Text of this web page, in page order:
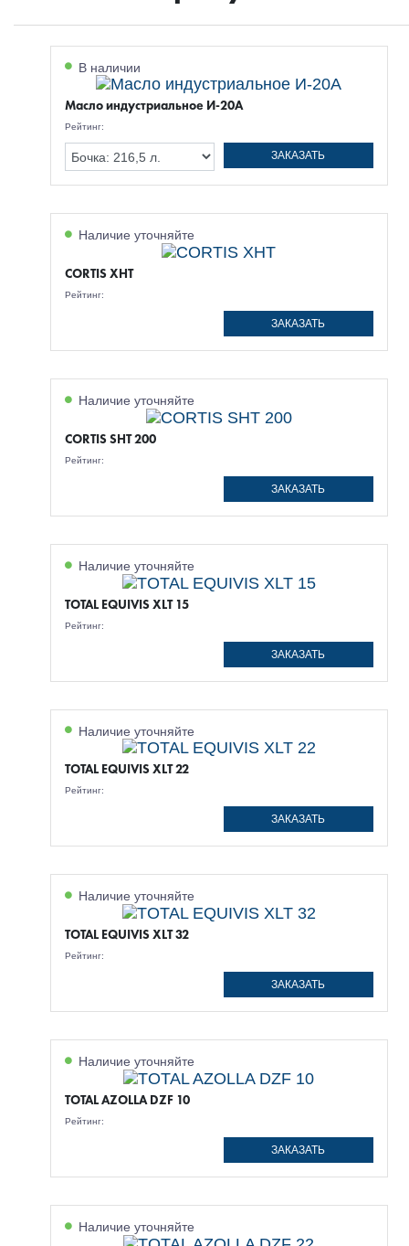
В наличии
Масло индустриальное И-20А
Рейтинг:
ЗАКАЗАТЬ
Наличие уточняйте
CORTIS XHT
Рейтинг:
ЗАКАЗАТЬ
Наличие уточняйте
CORTIS SHT 200
Рейтинг:
ЗАКАЗАТЬ
Наличие уточняйте
TOTAL EQUIVIS XLT 15
Рейтинг:
ЗАКАЗАТЬ
Наличие уточняйте
TOTAL EQUIVIS XLT 22
Рейтинг:
ЗАКАЗАТЬ
Наличие уточняйте
TOTAL EQUIVIS XLT 32
Рейтинг:
ЗАКАЗАТЬ
Наличие уточняйте
TOTAL AZOLLA DZF 10
Рейтинг:
ЗАКАЗАТЬ
Наличие уточняйте